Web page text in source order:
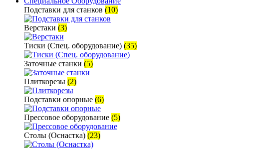
Подставки для станков (10)
Верстаки (3)
Тиски (Спец. оборудование) (35)
Заточные станки (5)
Плиткорезы (2)
Подставки опорные (6)
Прессовое оборудование (5)
Столы (Оснастка) (23)